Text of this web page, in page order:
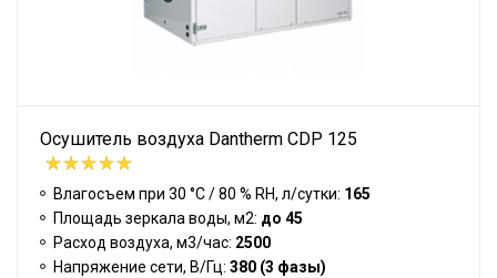
Осушитель воздуха Dantherm CDP 125
Влагосъем при 30 °С / 80 % RH, л/сутки: 165
Площадь зеркала воды, м2: до 45
Расход воздуха, м3/час: 2500
Напряжение сети, В/Гц: 380 (3 фазы)